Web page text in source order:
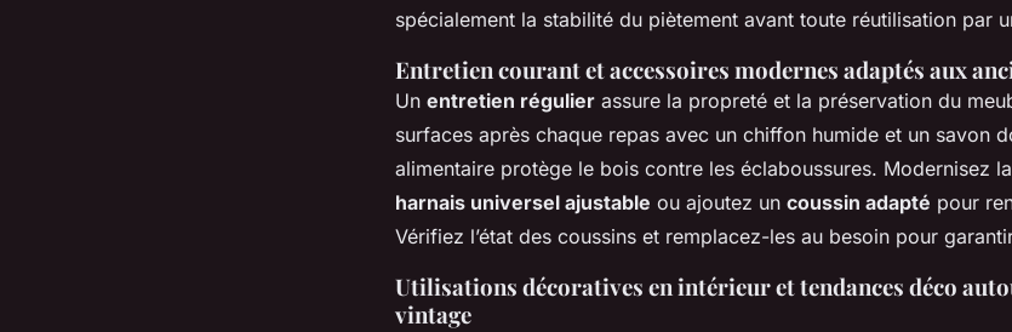
spécialement la stabilité du piètement avant toute réutilisation par
Entretien courant et accessoires modernes adaptés aux
Un entretien régulier assure la propreté et la préservation du
surfaces après chaque repas avec un chiffon humide et un savon
alimentaire protège le bois contre les éclaboussures. Modernisez
harnais universel ajustable ou ajoutez un coussin adapté pour
Vérifiez l’état des coussins et remplacez-les au besoin pour
Utilisations décoratives en intérieur et tendances déco
vintage